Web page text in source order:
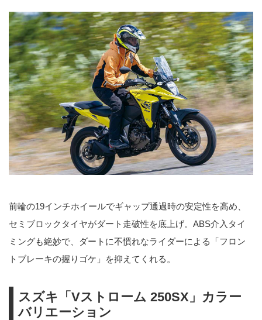
前輪の19インチホイールでギャップ通過時の安定性を高め、
セミブロックタイヤがダート走破性を底上げ。ABS介入タイ
ミングも絶妙で、ダートに不慣れなライダーによる「フロン
トブレーキの握りゴケ」を抑えてくれる。
スズキ「Vストローム 250SX」カラー
バリエーション